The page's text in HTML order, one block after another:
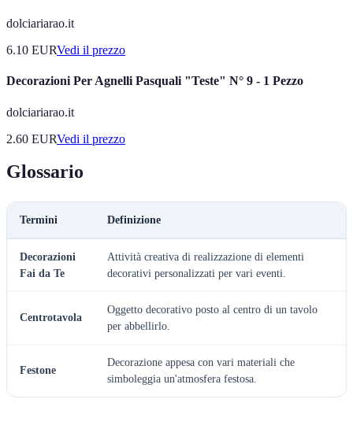
dolciariarao.it
6.10 EURVedi il prezzo
Decorazioni Per Agnelli Pasquali "Teste" N° 9 - 1 Pezzo
dolciariarao.it
2.60 EURVedi il prezzo
Glossario
Termini Definizione
Decorazioni
Fai da Te
Attività creativa di realizzazione di elementi
decorativi personalizzati per vari eventi.
Centrotavola
Oggetto decorativo posto al centro di un tavolo
per abbellirlo.
Festone
Decorazione appesa con vari materiali che
simboleggia un'atmosfera festosa.